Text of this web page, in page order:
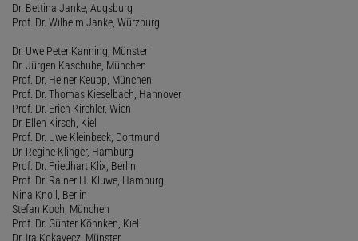
Dr. Bettina Janke, Augsburg
Prof. Dr. Wilhelm Janke, Würzburg
Dr. Uwe Peter Kanning, Münster
Dr. Jürgen Kaschube, München
Prof. Dr. Heiner Keupp, München
Prof. Dr. Thomas Kieselbach, Hannover
Prof. Dr. Erich Kirchler, Wien
Dr. Ellen Kirsch, Kiel
Prof. Dr. Uwe Kleinbeck, Dortmund
Dr. Regine Klinger, Hamburg
Prof. Dr. Friedhart Klix, Berlin
Prof. Dr. Rainer H. Kluwe, Hamburg
Nina Knoll, Berlin
Stefan Koch, München
Prof. Dr. Günter Köhnken, Kiel
Dr. Ira Kokavecz, Münster